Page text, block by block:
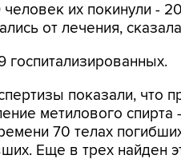
их покинули -
от лечения,
госпитализированных.
показали, что
метилового
70 телах
Еще в трех найден